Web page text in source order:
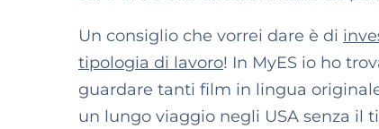
Un consiglio che vorrei dare è di
tipologia di lavoro! In MyES io ho
guardare tanti film in lingua
un lungo viaggio negli USA senza il